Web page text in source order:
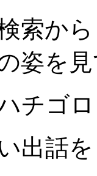
索か
姿を
チゴ
出話